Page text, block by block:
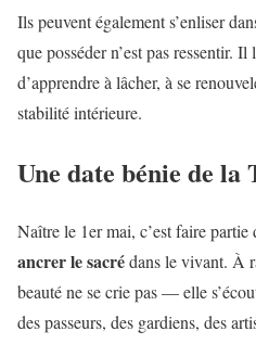
Ils peuvent également s’enliser
que posséder n’est pas ressentir.
d’apprendre à lâcher, à se
stabilité intérieure.
Une date bénie de la
Naître le 1er mai, c’est faire
ancrer le sacrédans le vivant. À
beauté ne se crie pas — elle
des passeurs, des gardiens, des